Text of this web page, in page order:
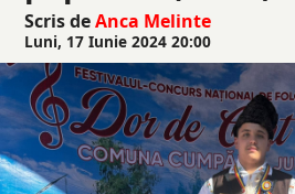
Scris deAnca Melinte
Luni, 17 Iunie 2024 20:00